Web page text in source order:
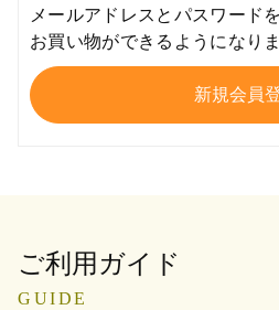
メールアドレスとパスワード
お買い物ができるようになりま
ご利用ガイド
GUIDE